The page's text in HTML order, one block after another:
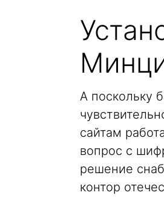
А поскольку
сайтам
вопрос с
решение
контор